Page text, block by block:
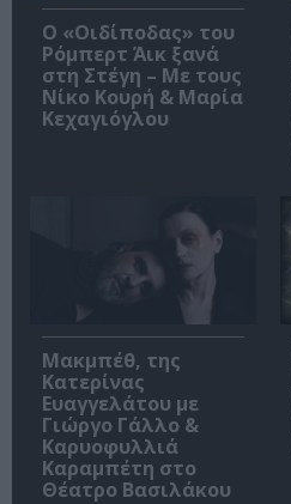
O «Οιδίποδας» του
Ρόμπερτ Άικ ξανά
στη Στέγη – Με τους
Νίκο Κουρή & Μαρία
Κεχαγιόγλου
Μακμπέθ, της
Κατερίνας
Ευαγγελάτου με
Γιώργο Γάλλο &
Καρυοφυλλιά
Καραμπέτη στο
Θέατρο Βασιλάκου